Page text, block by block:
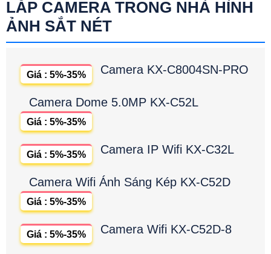
LẮP CAMERA TRONG NHÀ HÌNH
ẢNH SẮT NÉT
Camera KX-C8004SN-PRO
Giá : 5%-35%
Camera Dome 5.0MP KX-C52L
Giá : 5%-35%
Camera IP Wifi KX-C32L
Giá : 5%-35%
Camera Wifi Ánh Sáng Kép KX-C52D
Giá : 5%-35%
Camera Wifi KX-C52D-8
Giá : 5%-35%